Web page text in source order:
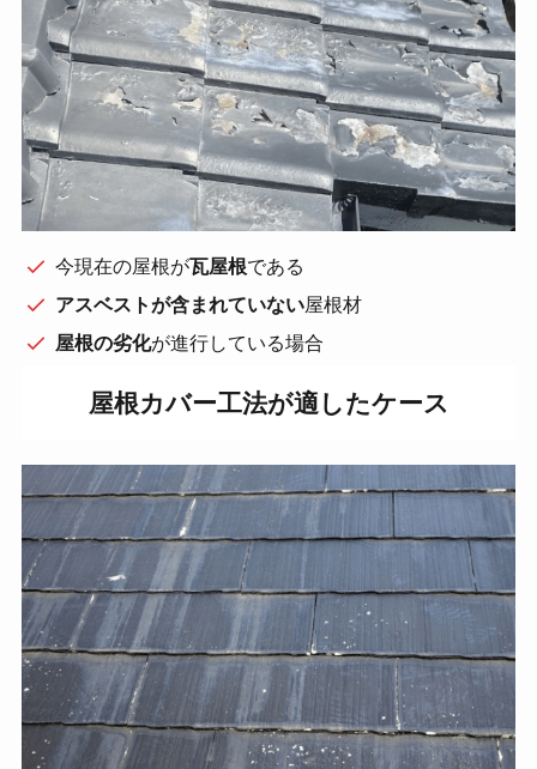
今現在の屋根が瓦屋根である
アスベストが含まれていない屋根材
屋根の劣化が進行している場合
屋根カバー工法が適したケース